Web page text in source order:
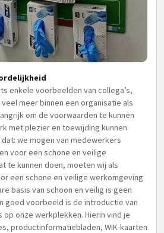
enkele voorbeelden van collega’s,
meer binnen een organisatie als
om de voorwaarden te kunnen
met plezier en toewijding kunnen
we mogen van medewerkers
voor een schone en veilige
te kunnen doen, moeten wij als
een schone en veilige werkomgeving
basis van schoon en veilig is geen
goed voorbeeld is de introductie van
op onze werkplekken. Hierin vind je
productinformatiebladen, WIK-kaarten